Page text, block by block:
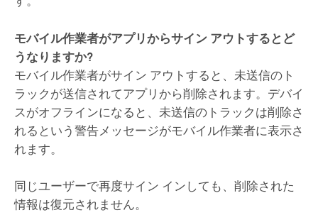
モバイル作業者がアプリからサイン アウトするとど
うなりますか?
モバイル作業者がサイン アウトすると、未送信のト
ラックが送信されてアプリから削除されます。デバイ
スがオフラインになると、未送信のトラックは削除さ
れるという警告メッセージがモバイル作業者に表示さ
れます。
同じユーザーで再度サイン インしても、削除された
情報は復元されません。